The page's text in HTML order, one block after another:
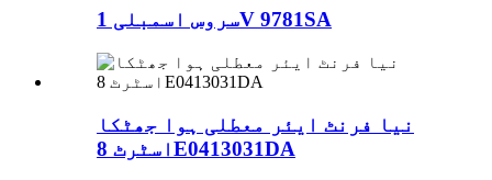
سروس اسمبلی 1V 9781SA
نیا فرنٹ ایئر معطلی ہوا جھٹکا
اسٹرٹ 8E0413031DA